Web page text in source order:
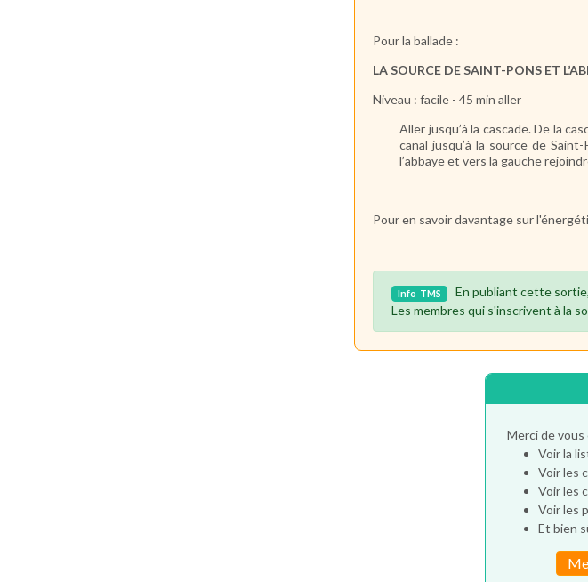
Pour la ballade :
LA SOURCE DE SAINT-PONS ET
Niveau : facile - 45 min aller
Aller jusqu’à la cascade. De la
canal jusqu’à la source de
l’abbaye et vers la gauche
Pour en savoir davantage sur
Info TMS En publiant cette sortie,
Les membres qui s'inscrivent à la
Merci de
Voir la
Voir les
Voir les
Voir les
Et bien